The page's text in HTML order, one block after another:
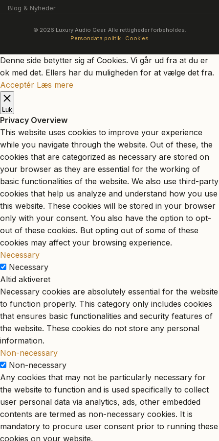
Blog & Nyheder
© 2026 Luxury Audio Gear. Alle rettigheder forbeholdes.
Persondata politik · Cookies
Denne side betytter sig af Cookies. Vi går ud fra at du er
ok med det. Ellers har du muligheden for at vælge det fra.
Acceptér Læs mere
Luk
Privacy Overview
This website uses cookies to improve your experience
while you navigate through the website. Out of these, the
cookies that are categorized as necessary are stored on
your browser as they are essential for the working of
basic functionalities of the website. We also use third-party
cookies that help us analyze and understand how you use
this website. These cookies will be stored in your browser
only with your consent. You also have the option to opt-
out of these cookies. But opting out of some of these
cookies may affect your browsing experience.
Necessary
Necessary
Altid aktiveret
Necessary cookies are absolutely essential for the website
to function properly. This category only includes cookies
that ensures basic functionalities and security features of
the website. These cookies do not store any personal
information.
Non-necessary
Non-necessary
Any cookies that may not be particularly necessary for
the website to function and is used specifically to collect
user personal data via analytics, ads, other embedded
contents are termed as non-necessary cookies. It is
mandatory to procure user consent prior to running these
cookies on your website.